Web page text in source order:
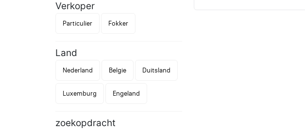
Verkoper
Particulier Fokker
Land
Nederland Belgie Duitsland
Luxemburg Engeland
zoekopdracht